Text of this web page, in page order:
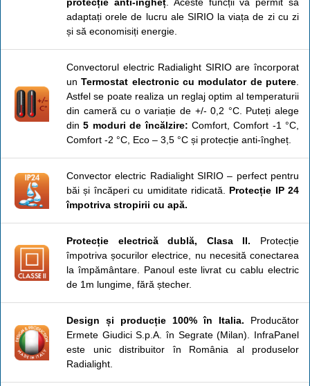
protecție anti-îngheț. Aceste funcții vă permit să
adaptați orele de lucru ale SIRIO la viața de zi cu zi
și să economisiți energie.
Convectorul electric Radialight SIRIO are încorporat
unTermostat electronic cu modulator de putere.
Astfel se poate realiza un reglaj optim al temperaturii
din cameră cu o variație de +/- 0,2 °C. Puteți alege
din5 moduri de încălzire: Comfort, Comfort -1 °C,
Comfort -2 °C, Eco – 3,5 °C și protecție anti-îngheț.
Convector electric Radialight SIRIO – perfect pentru
băi și încăperi cu umiditate ridicată. Protecție IP 24
împotriva stropirii cu apă.
Protecție electrică dublă, Clasa II. Protecție
împotriva șocurilor electrice, nu necesită conectarea
la împământare. Panoul este livrat cu cablu electric
de 1m lungime, fără ștecher.
Design și producție 100% în Italia. Producător
Ermete Giudici S.p.A. în Segrate (Milan). InfraPanel
este unic distribuitor în România al produselor
Radialight.